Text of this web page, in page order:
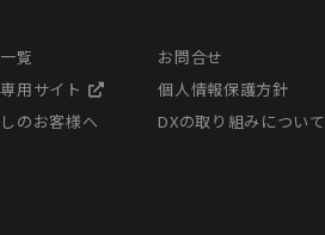
覧
用サイト
のお客様へ
お問合せ
個人情報保護方針
DXの取り組みについて